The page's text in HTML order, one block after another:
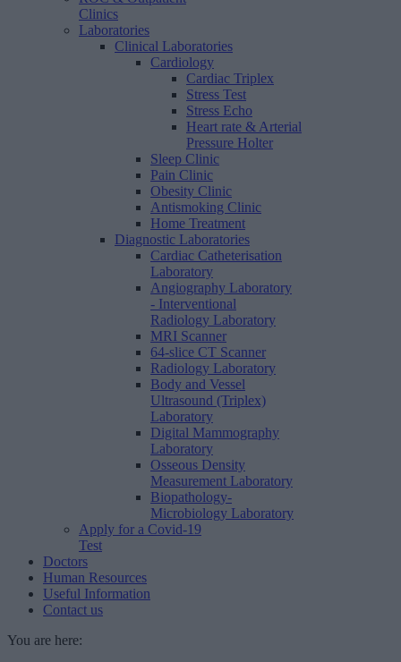
Clinics
Laboratories
Clinical Laboratories
Cardiology
Cardiac Triplex
Stress Test
Stress Echo
Heart rate & Arterial
Pressure Holter
Sleep Clinic
Pain Clinic
Obesity Clinic
Antismoking Clinic
Home Treatment
Diagnostic Laboratories
Cardiac Catheterisation
Laboratory
Angiography Laboratory
- Interventional
Radiology Laboratory
MRI Scanner
64-slice CT Scanner
Radiology Laboratory
Body and Vessel
Ultrasound (Triplex)
Laboratory
Digital Mammography
Laboratory
Osseous Density
Measurement Laboratory
Biopathology-
Microbiology Laboratory
Apply for a Covid-19
Test
Doctors
Human Resources
Useful Information
Contact us
You are here: